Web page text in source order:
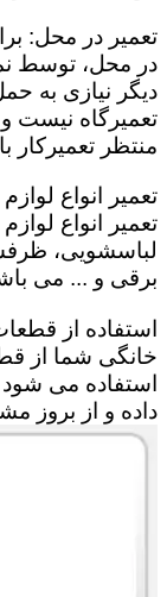
تعمیر در محل:
در محل، توسط
دیگر نیازی به
تعمیرگاه نیست
منتظر تعمیرکار
تعمیر انواع
تعمیر انواع
لباسشویی،
برقی و ... می
استفاده از
خانگی شما از
استفاده می
داده و از بروز